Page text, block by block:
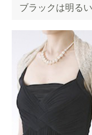
ブラックは明る